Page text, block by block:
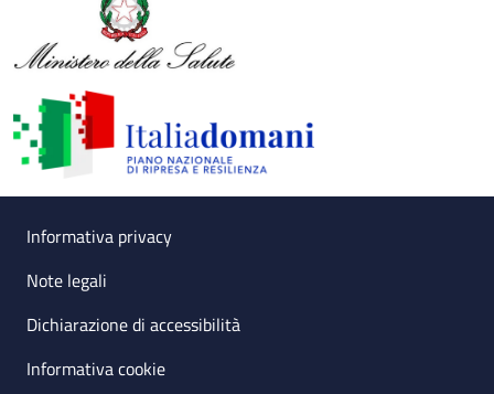
Small prints
Useful links section
Informativa privacy
Note legali
Dichiarazione di accessibilità
Informativa cookie